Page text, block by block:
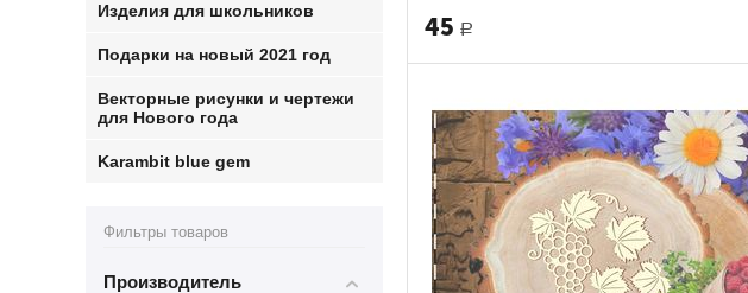
45 Р
Изделия для школьников
Подарки на новый 2021 год
Векторные рисунки и чертежи
для Нового года
Karambit blue gem
Фильтры товаров
Производитель